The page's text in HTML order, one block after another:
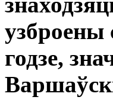
узброены
годзе,